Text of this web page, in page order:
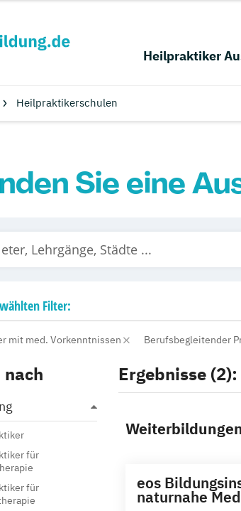
Heilpraktiker
Heilpraktikerschulen
Sie eine
Filter:
mit med. Vorkenntnissen Berufsbegleitender
für
für
Ergebnisse (2):
eos
naturnahe